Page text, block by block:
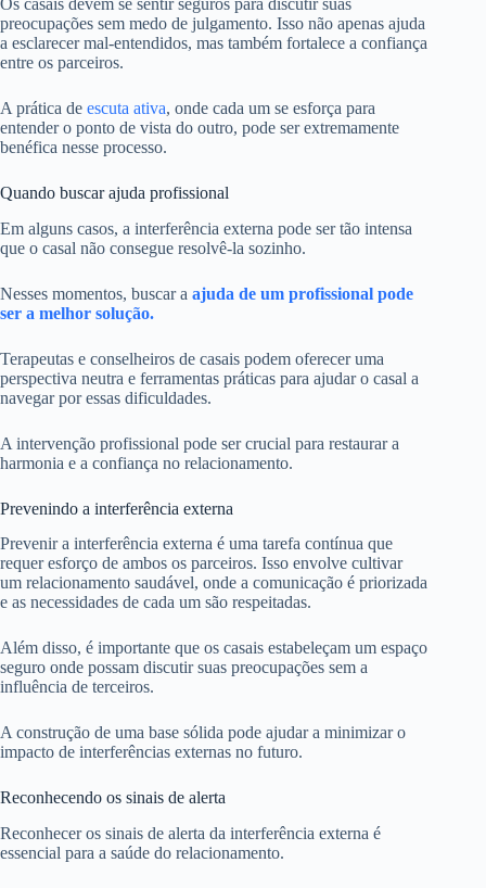
preocupações sem medo de julgamento. Isso não apenas ajuda
a esclarecer mal-entendidos, mas também fortalece a confiança
entre os parceiros.
A prática de escuta ativa, onde cada um se esforça para
entender o ponto de vista do outro, pode ser extremamente
benéfica nesse processo.
Quando buscar ajuda profissional
Em alguns casos, a interferência externa pode ser tão intensa
que o casal não consegue resolvê-la sozinho.
Nesses momentos, buscar a ajuda de um profissional pode
ser a melhor solução.
Terapeutas e conselheiros de casais podem oferecer uma
perspectiva neutra e ferramentas práticas para ajudar o casal a
navegar por essas dificuldades.
A intervenção profissional pode ser crucial para restaurar a
harmonia e a confiança no relacionamento.
Prevenindo a interferência externa
Prevenir a interferência externa é uma tarefa contínua que
requer esforço de ambos os parceiros. Isso envolve cultivar
um relacionamento saudável, onde a comunicação é priorizada
e as necessidades de cada um são respeitadas.
Além disso, é importante que os casais estabeleçam um espaço
seguro onde possam discutir suas preocupações sem a
influência de terceiros.
A construção de uma base sólida pode ajudar a minimizar o
impacto de interferências externas no futuro.
Reconhecendo os sinais de alerta
Reconhecer os sinais de alerta da interferência externa é
essencial para a saúde do relacionamento.